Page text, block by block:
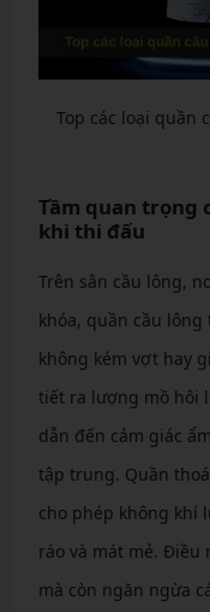
Top các loại quần
Tầm quan trọng
khi thi đấu
Trên sân cầu lông,
khóa, quần cầu
không kém vợt hay
tiết ra lượng mồ hôi
dẫn đến cảm giác
tập trung. Quần
cho phép không khí
ráo và mát mẻ. Điều
mà còn ngăn ngừa